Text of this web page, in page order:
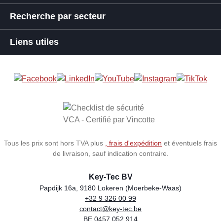
Recherche par secteur
Liens utiles
Tous les prix sont hors TVA plus , frais d'expédition et éventuels frais
de livraison, sauf indication contraire.
Store name
Key-Tec BV
Address
Papdijk 16a, 9180 Lokeren (Moerbeke-Waas)
Phone
+32 9 326 00 99
Email
contact@key-tec.be
VAT number
BE 0457.052.914